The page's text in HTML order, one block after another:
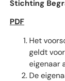
Stichting
PDF
Het
geldt
eigenaar
De